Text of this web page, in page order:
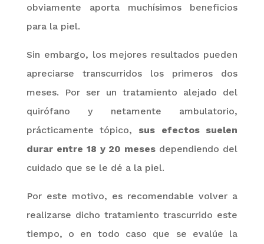
obviamente aporta muchísimos beneficios
para la piel.
Sin embargo, los mejores resultados pueden
apreciarse transcurridos los primeros dos
meses. Por ser un tratamiento alejado del
quirófano y netamente ambulatorio,
prácticamente tópico,
sus efectos suelen
durar entre 18 y 20 meses dependiendo del
cuidado que se le dé a la piel.
Por este motivo, es recomendable volver a
realizarse dicho tratamiento trascurrido este
tiempo, o en todo caso que se evalúe la